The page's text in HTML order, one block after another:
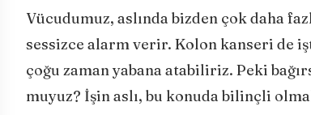
Vücudumuz, aslında bizden çok daha
sessizce alarm verir. Kolon kanseri de
çoğu zaman yabana atabiliriz. Peki
muyuz? İşin aslı, bu konuda bilinçli